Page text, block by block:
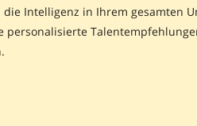
Intelligenz in Ihrem gesamten